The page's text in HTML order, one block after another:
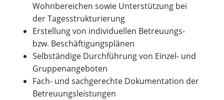
Wohnbereichen sowie Unterstützung bei
der Tagesstrukturierung
Erstellung von individuellen Betreuungs-
bzw. Beschäftigungsplänen
Selbständige Durchführung von Einzel- und
Gruppenangeboten
Fach- und sachgerechte Dokumentation der
Betreuungsleistungen